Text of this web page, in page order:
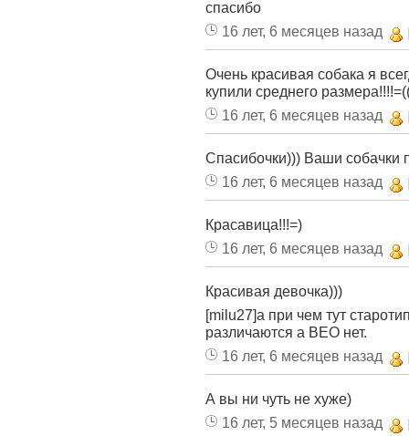
спасибо
16 лет, 6 месяцев назад
Очень красивая собака я
купили среднего
16 лет, 6 месяцев назад
Спасибочки))) Ваши собачки
16 лет, 6 месяцев назад
Красавица!!!=)
16 лет, 6 месяцев назад
Красивая девочка)))
[milu27]а при чем тут
различаются а ВЕО нет.
16 лет, 6 месяцев назад
А вы ни чуть не хуже)
16 лет, 5 месяцев назад